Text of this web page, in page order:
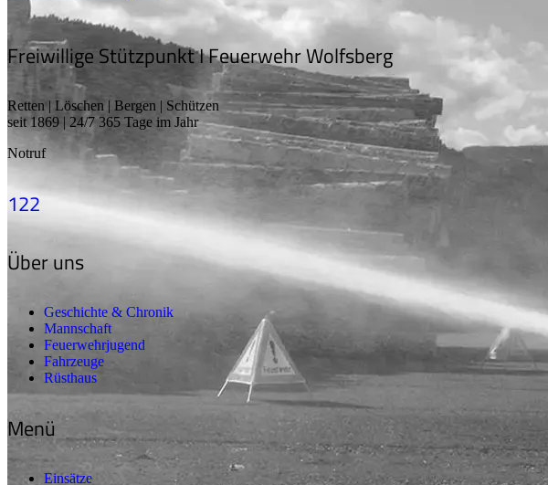
Freiwillige Stützpunkt I Feuerwehr Wolfsberg
Retten | Löschen | Bergen | Schützen
seit 1869 | 24/7 365 Tage im Jahr
Notruf
122
Über uns
Geschichte & Chronik
Mannschaft
Feuerwehrjugend
Fahrzeuge
Rüsthaus
Menü
Einsätze